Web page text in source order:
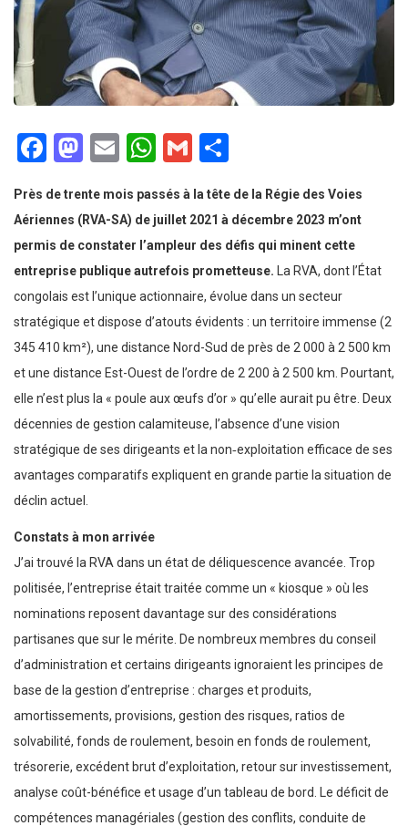
Facebook
Mastodon
EmailWhatsApp
Gmail
Près de trente mois passés à la tête de la Régie des Voies
Aériennes (RVA-SA) de juillet 2021 à décembre 2023 m’ont
permis de constater l’ampleur des défis qui minent cette
entreprise publique autrefois prometteuse. La RVA, dont l’État
congolais est l’unique actionnaire, évolue dans un secteur
stratégique et dispose d’atouts évidents : un territoire immense (2
345 410 km²), une distance Nord-Sud de près de 2 000 à 2 500 km
et une distance Est-Ouest de l’ordre de 2 200 à 2 500 km. Pourtant,
elle n’est plus la « poule aux œufs d’or » qu’elle aurait pu être. Deux
décennies de gestion calamiteuse, l’absence d’une vision
stratégique de ses dirigeants et la non‑exploitation efficace de ses
avantages comparatifs expliquent en grande partie la situation de
déclin actuel.
Constats à mon arrivée
J’ai trouvé la RVA dans un état de déliquescence avancée. Trop
politisée, l’entreprise était traitée comme un « kiosque » où les
nominations reposent davantage sur des considérations
partisanes que sur le mérite. De nombreux membres du conseil
d’administration et certains dirigeants ignoraient les principes de
base de la gestion d’entreprise : charges et produits,
amortissements, provisions, gestion des risques, ratios de
solvabilité, fonds de roulement, besoin en fonds de roulement,
trésorerie, excédent brut d’exploitation, retour sur investissement,
analyse coût-bénéfice et usage d’un tableau de bord. Le déficit de
compétences managériales (gestion des conflits, conduite de